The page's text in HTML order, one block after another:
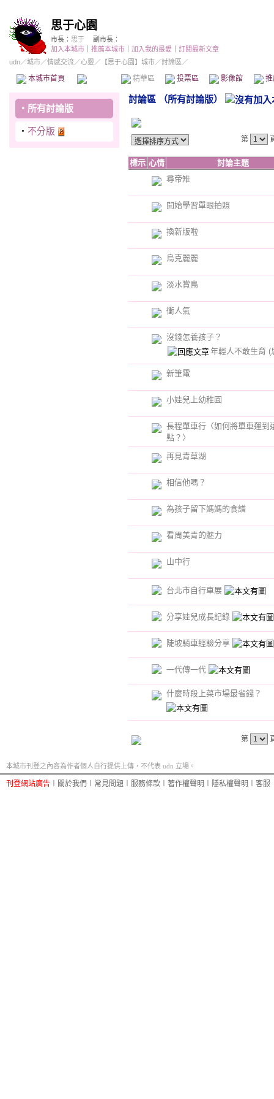
思于心園
市長： 思于
副市長：
加入本城市
推薦本城市 加入我的最愛
訂閱最新文章
udn／城市／情感交流／心靈 ／ 【思于心園】城市／討論區／
本城市首頁 精華區 投票區 影像館
‧ 所有討論版
‧ 不分版
討論區 （所有討論版）
第
標示 心情
討論主題
尋帝雉
開始學習單眼拍照
換新版啦
烏克麗麗
淡水賞鳥
衝人氣
沒錢怎養孩子？
年輕人不敢生育 (
新筆電
小娃兒上幼稚園
長程單車行〈如何將單車運到
點？〉
再見青草湖
相信他嗎？
為孩子留下媽媽的食譜
看周美青的魅力
山中行
台北市自行車展
分享娃兒成長記錄
陡坡騎車經驗分享
一代傳一代
什麼時段上菜市場最省錢？
第
本城市刊登之內容為作者個人自行提供上傳，不代表 udn 立場。
刊登網站廣告 關於我們 常見問題 服務條款 著作權聲明 隱私權聲明 客服